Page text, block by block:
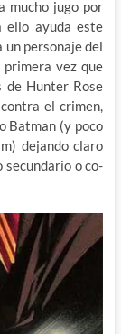
mucho jugo por
ello ayuda este
personaje del
primera vez que
de Hunter Rose
el crimen,
Batman (y poco
dejando claro
secundario o co-